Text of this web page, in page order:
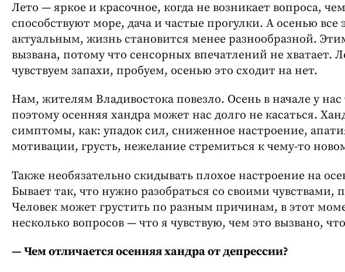
Лето — яркое и красочное, когда не возникает вопроса,
способствуют море, дача и частые прогулки. А осенью все
актуальным, жизнь становится менее разнообразной.
вызвана, потому что сенсорных впечатлений не
чувствуем запахи, пробуем, осенью это сходит на нет.
Нам, жителям Владивостока повезло. Осень в начале у нас
поэтому осенняя хандра может нас долго не касаться.
симптомы, как: упадок сил, сниженное настроение,
мотивации, грусть, нежелание стремиться к чему-то
Также необязательно скидывать плохое настроение на
Бывает так, что нужно разобраться со своими чувствами,
Человек может грустить по разным причинам, в этот
несколько вопросов — что я чувствую, чем это вызвано,
— Чем отличается осенняя хандра от депрессии?